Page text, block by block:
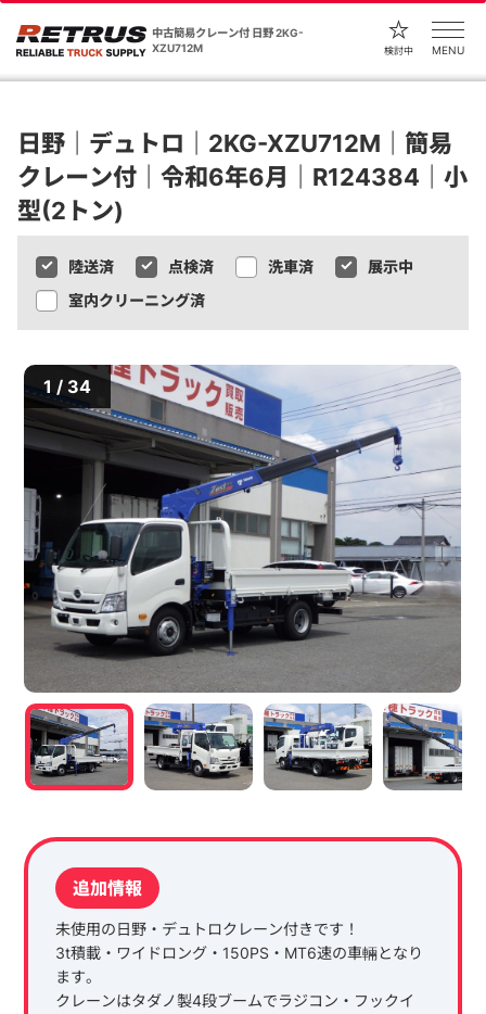
中古簡易クレーン付 日野 2KG-
XZU712M
検討中 MENU
日野｜デュトロ｜2KG-XZU712M｜簡易
クレーン付｜令和6年6月｜R124384｜小
型(2トン)
陸送済 点検済 洗車済
展示中
室内クリーニング済
1 / 34
追加情報
未使用の日野・デュトロクレーン付きです！
3t積載・ワイドロング・150PS・MT6速の車輛となり
ます。
クレーンはタダノ製4段ブームでラジコン・フックイ